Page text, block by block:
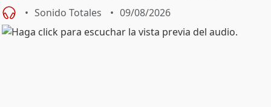
Sonido Totales 09/08/2026